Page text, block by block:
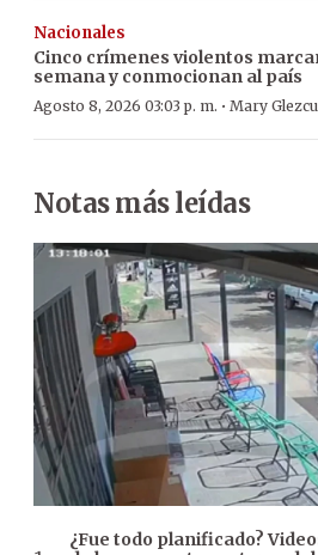
Nacionales
Cinco crímenes violentos
semana y conmocionan al país
Agosto 8, 2026 03:03 p. m. · Mary Glezcu
Notas más leídas
¿Fue todo planificado?